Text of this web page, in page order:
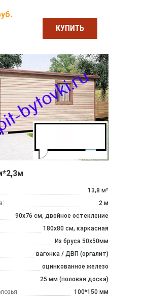
КУПИТЬ
13,8 м²
2 м
90х76 см, двойное остекление
180х80 см, каркасная
Из бруса 50x50мм
вагонка / ДВП (оргалит)
оцинкованное железо
25 мм (половая доска)
100*150 мм